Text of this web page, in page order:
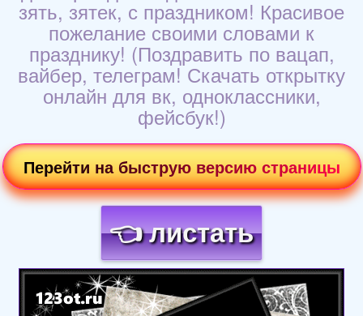
зять, зятек, с праздником! Красивое
пожелание своими словами к
празднику! (Поздравить по вацап,
вайбер, телеграм! Скачать открытку
онлайн для вк, одноклассники,
фейсбук!)
Перейти на быструю версию страницы
👈 листать
Загрузка картинки...